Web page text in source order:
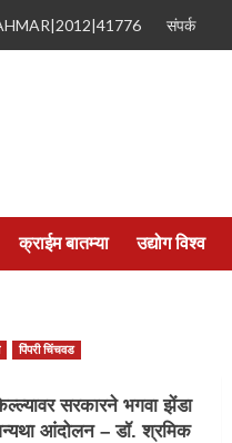
संपर्क
क्राईम बातम्या उद्योग विश्व
पिंपरी चिंचवड
सरकारने भगवा झेंडा
आंदोलन – डॉ. श्रमिक